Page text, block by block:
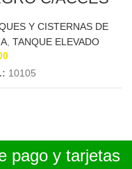
Y CISTERNAS DE
TANQUE ELEVADO
10105
pago y tarjetas